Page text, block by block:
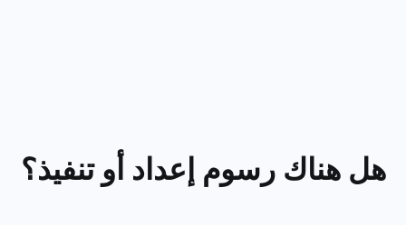
هل هناك رسوم إعداد أو تنفيذ؟